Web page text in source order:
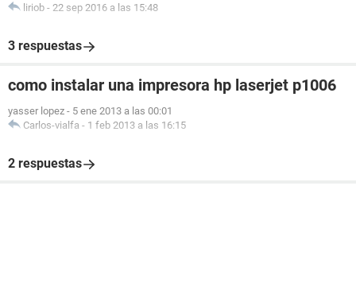
liriob - 22 sep 2016 a las 15:48
3 respuestas
como instalar una impresora hp laserjet p1006
yasser lopez - 5 ene 2013 a las 00:01
Carlos-vialfa - 1 feb 2013 a las 16:15
2 respuestas